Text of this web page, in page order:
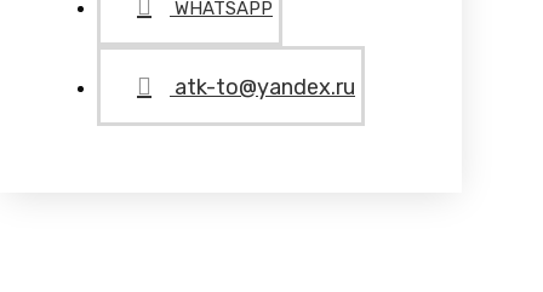
WHATSAPP
atk-to@yandex.ru